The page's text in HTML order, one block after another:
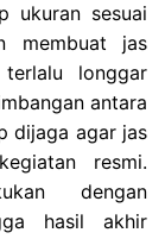
ukuran sesuai
membuat jas
longgar
antara
dijaga agar jas
resmi.
dengan
hasil akhir